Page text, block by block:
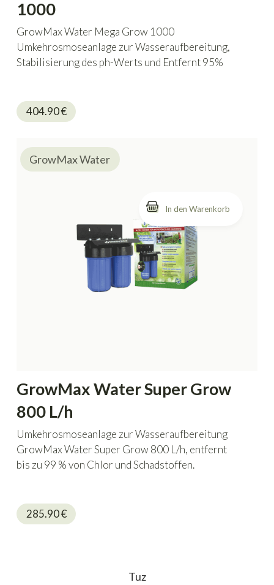
1000
GrowMax Water Mega Grow 1000
Umkehrosmoseanlage zur Wasseraufbereitung,
Stabilisierung des ph-Werts und Entfernt 95%
404.90€
GrowMax Water Super Grow
800 L/h
Umkehrosmoseanlage zur Wasseraufbereitung
GrowMax Water Super Grow 800 L/h, entfernt
bis zu 99 % von Chlor und Schadstoffen.
285.90€
GrowMax Water
Tuz